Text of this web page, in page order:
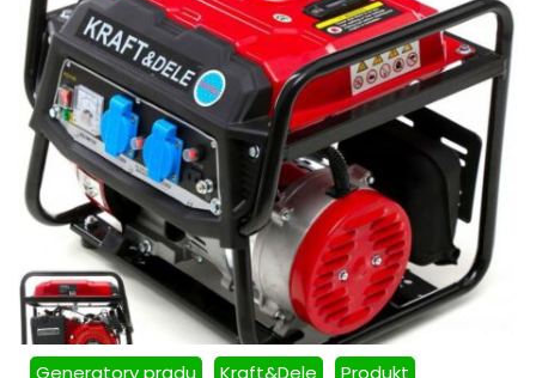
Generatory prądu Kraft&Dele Produkt